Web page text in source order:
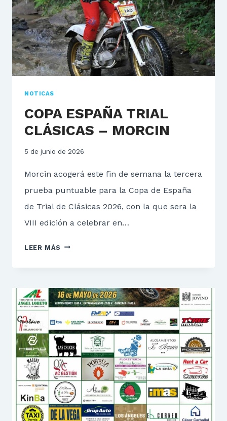
NOTICAS
COPA ESPAÑA TRIAL
CLÁSICAS – MORCIN
5 de junio de 2026
Morcin acogerá este fin de semana la tercera
prueba puntuable para la Copa de España
de Trial de Clásicas 2026, con la que sera la
VIII edición a celebrar en…
LEER MÁS COPA
TRIAL
–
MORCIN